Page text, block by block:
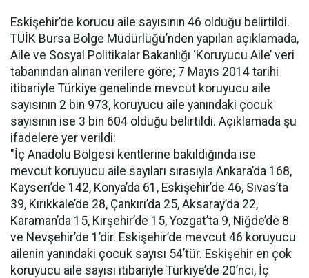
Eskişehir’de korucu aile sayısının 46 olduğu belirtildi.
TÜİK Bursa Bölge Müdürlüğü’nden yapılan açıklamada,
Aile ve Sosyal Politikalar Bakanlığı ‘Koruyucu Aile’ veri
tabanından alınan verilere göre; 7 Mayıs 2014 tarihi
itibariyle Türkiye genelinde mevcut koruyucu aile
sayısının 2 bin 973, koruyucu aile yanındaki çocuk
sayısının ise 3 bin 604 olduğu belirtildi. Açıklamada şu
ifadelere yer verildi:
"İç Anadolu Bölgesi kentlerine bakıldığında ise
mevcut koruyucu aile sayıları sırasıyla Ankara’da 168,
Kayseri’de 142, Konya’da 61, Eskişehir’de 46, Sivas’ta
39, Kırıkkale’de 28, Çankırı’da 25, Aksaray’da 22,
Karaman’da 15, Kırşehir’de 15, Yozgat’ta 9, Niğde’de 8
ve Nevşehir’de 1’dir. Eskişehir’de mevcut 46 koruyucu
ailenin yanındaki çocuk sayısı 54’tür. Eskişehir en çok
koruyucu aile sayısı itibariyle Türkiye’de 20’nci, İç